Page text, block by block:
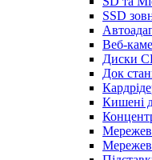
SSD
Веб-
Диски
Док
Кишені